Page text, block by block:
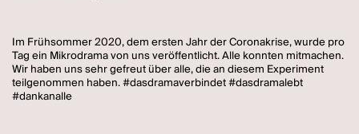
Im Frühsommer 2020, dem ersten Jahr der Coronakrise, wurde pro
Tag ein Mikrodrama von uns veröffentlicht. Alle konnten mitmachen.
Wir haben uns sehr gefreut über alle, die an diesem Experiment
teilgenommen haben. #dasdramaverbindet #dasdramalebt
#dankanalle